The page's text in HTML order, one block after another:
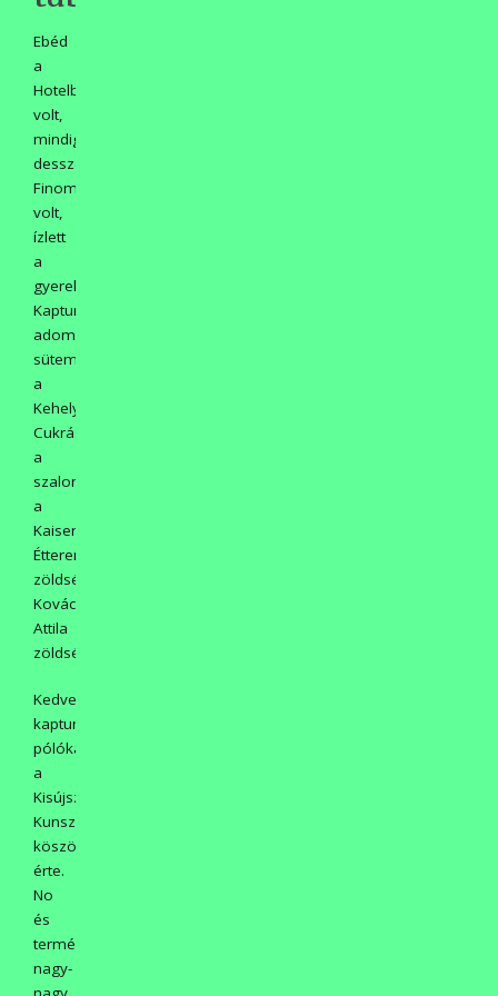
Ebéd
a
Hotelben
volt,
mindig
desszerttel.
Finom
volt,
ízlett
a
gyerekeknek.
Kaptunk
adományként
süteményt
a
Kehely
Cukrászdából,
a
szalonnát
a
Kaiser
Étteremből,
zöldségféléket
Kovács
Attila
zöldségboltjából.
Kedvezményesen
kaptunk
pólókat
a
Kisújszállási
Kunszövtől,
köszönet
érte.
No
és
természetesen
nagy-